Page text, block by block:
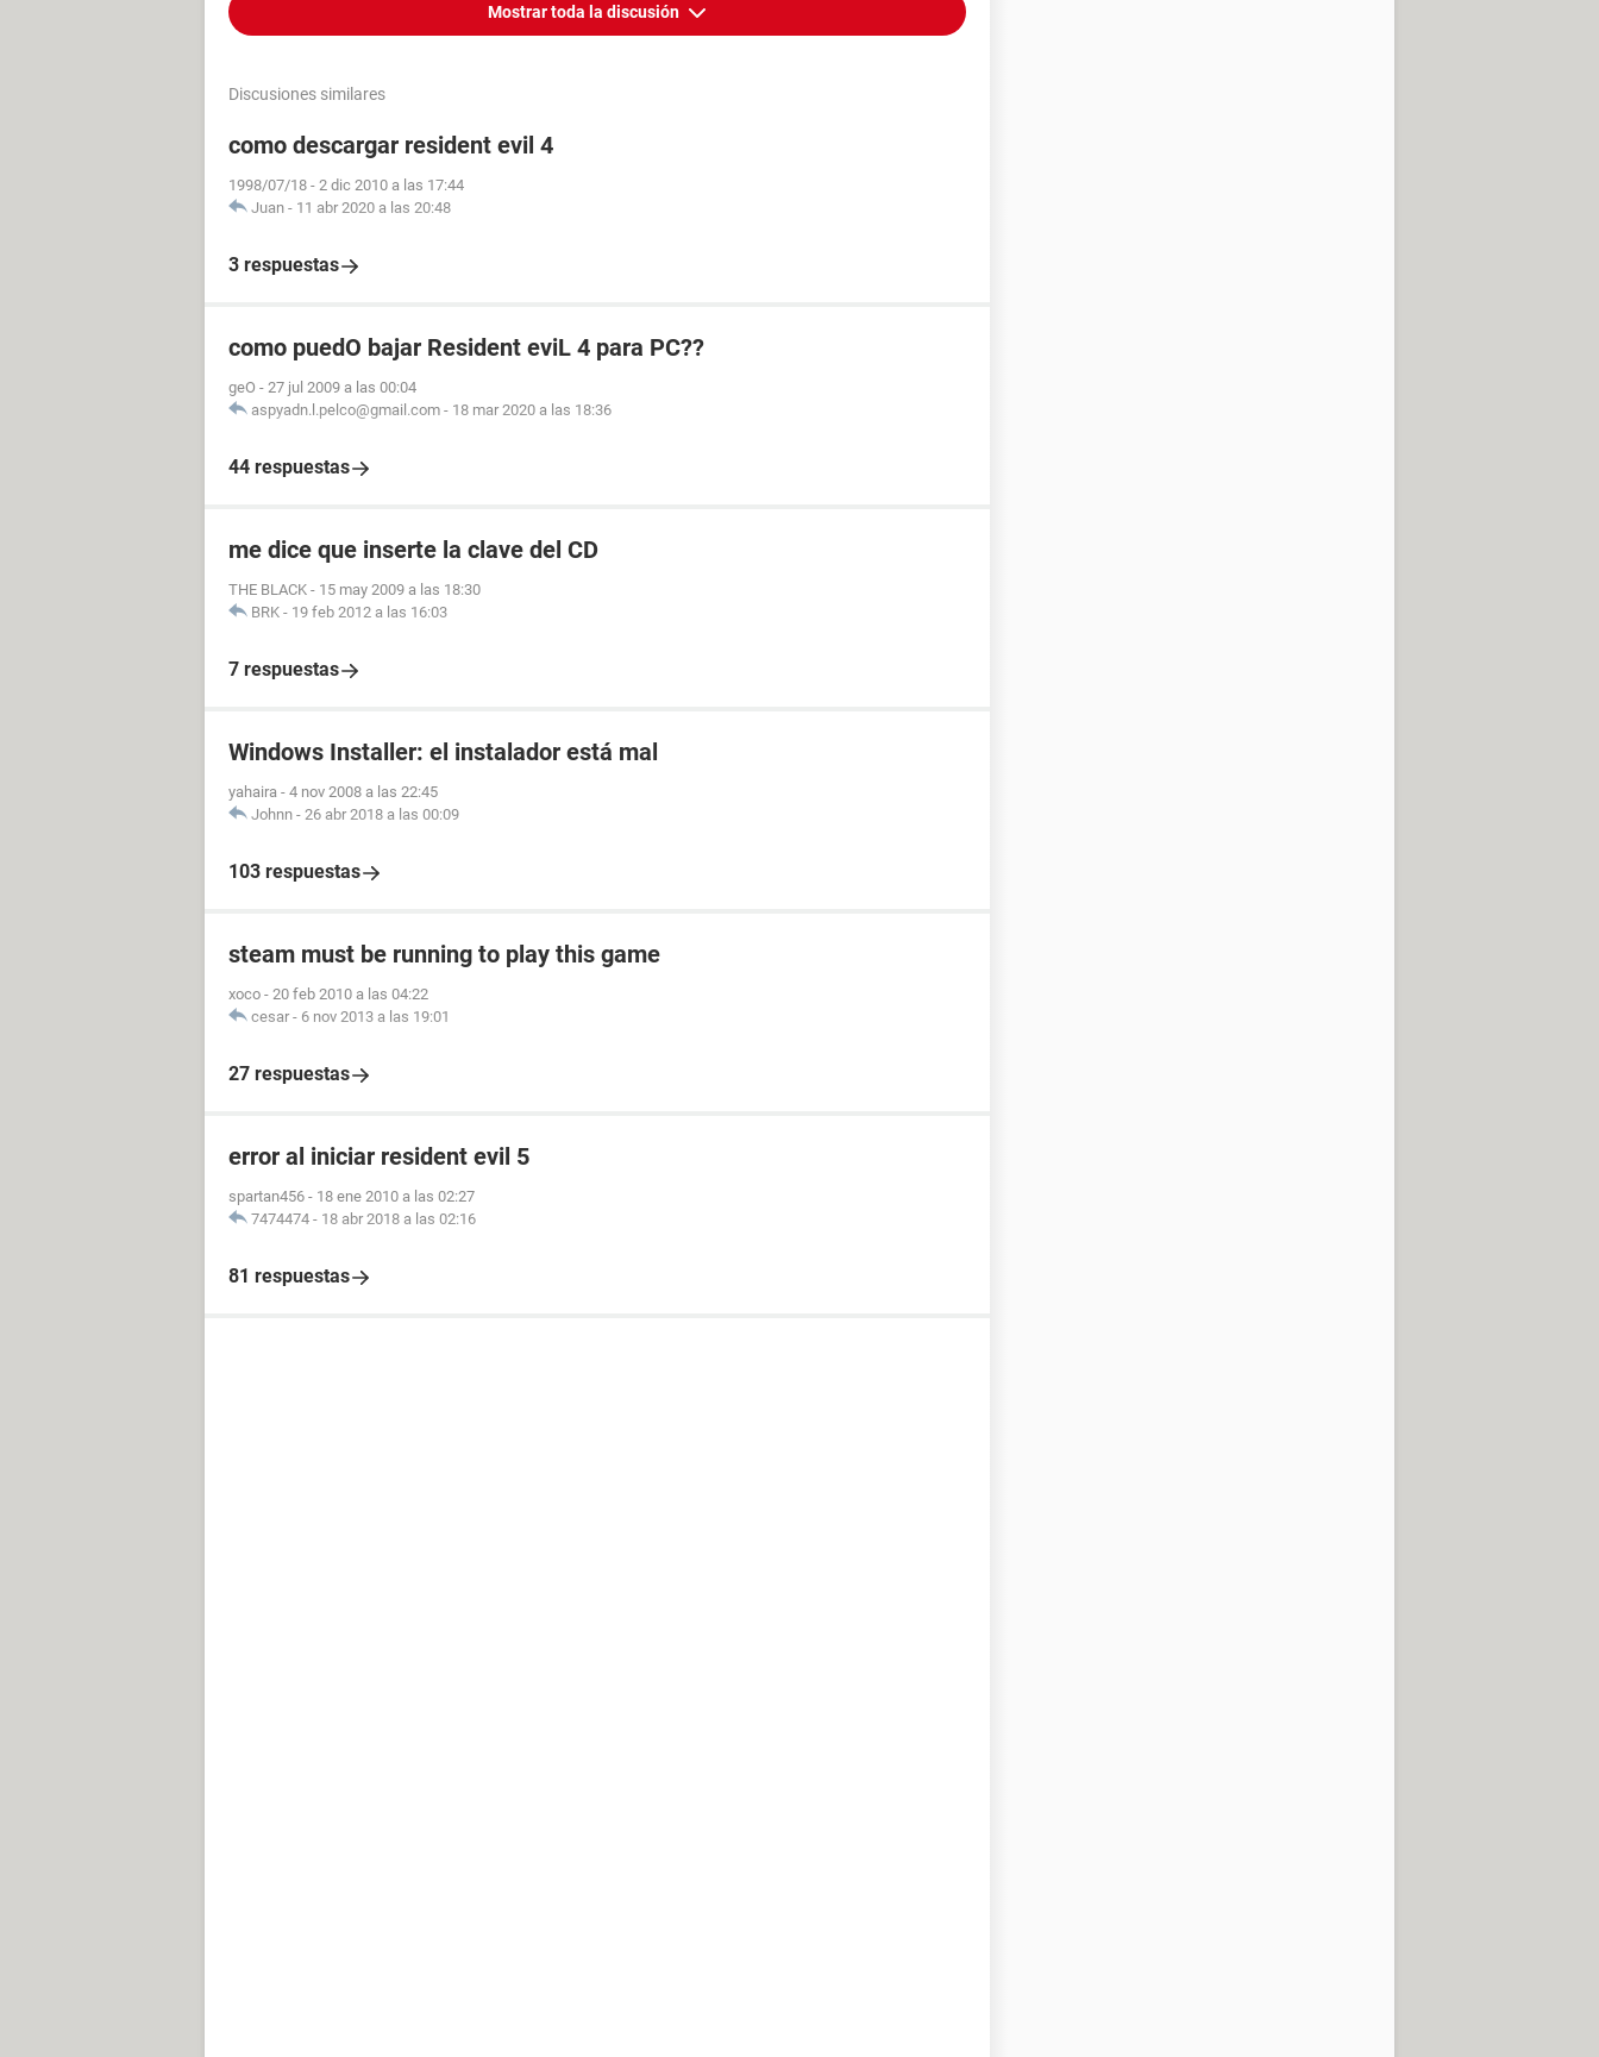
Mostrar toda la discusión
Discusiones similares
como descargar resident evil 4
1998/07/18 - 2 dic 2010 a las 17:44
Juan - 11 abr 2020 a las 20:48
3 respuestas
como puedO bajar Resident eviL 4 para PC??
geO - 27 jul 2009 a las 00:04
aspyadn.l.pelco@gmail.com - 18 mar 2020 a las 18:36
44 respuestas
me dice que inserte la clave del CD
THE BLACK - 15 may 2009 a las 18:30
BRK - 19 feb 2012 a las 16:03
7 respuestas
Windows Installer: el instalador está mal
yahaira - 4 nov 2008 a las 22:45
Johnn - 26 abr 2018 a las 00:09
103 respuestas
steam must be running to play this game
xoco - 20 feb 2010 a las 04:22
cesar - 6 nov 2013 a las 19:01
27 respuestas
error al iniciar resident evil 5
spartan456 - 18 ene 2010 a las 02:27
7474474 - 18 abr 2018 a las 02:16
81 respuestas